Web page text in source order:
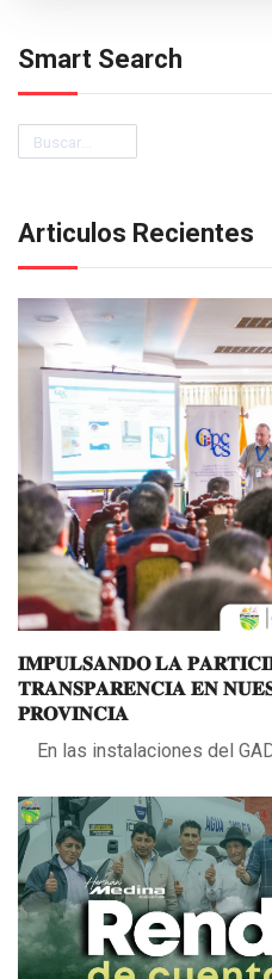
Smart Search
Buscar
Articulos Recientes
𝐈𝐌𝐏𝐔𝐋𝐒𝐀𝐍𝐃𝐎 𝐋𝐀
𝐓𝐑𝐀𝐍𝐒𝐏𝐀𝐑𝐄𝐍𝐂𝐈𝐀 𝐄𝐍
𝐏𝐑𝐎𝐕𝐈𝐍𝐂𝐈𝐀
En las instalaciones del GAD